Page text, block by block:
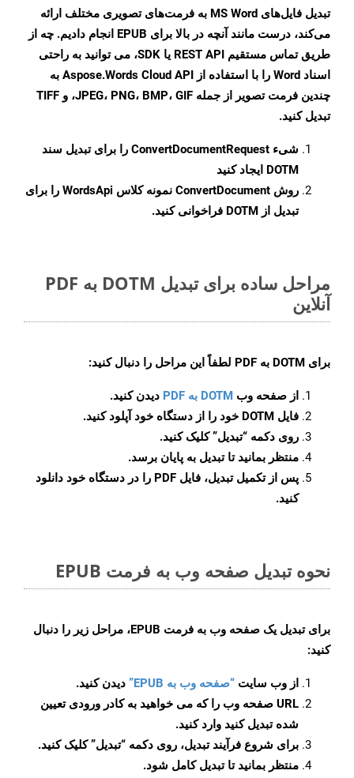
تبدیل فایل‌های MS Word به فرمت‌های تصویری مختلف ارائه
می‌کند، درست مانند آنچه در بالا برای EPUB انجام دادیم. چه از
طریق تماس مستقیم REST API یا SDK، می توانید به راحتی
اسناد Word را با استفاده از Aspose.Words Cloud API به
چندین فرمت تصویر از جمله JPEG، PNG، BMP، GIF، و TIFF
تبدیل کنید.
شیء ConvertDocumentRequest را برای تبدیل سند
DOTM ایجاد کنید
روش ConvertDocument
نمونه کلاس WordsApi را برای
تبدیل از DOTM فراخوانی کنید.
مراحل ساده برای تبدیل DOTM به PDF
آنلاین
برای DOTM به PDF لطفاً این مراحل را دنبال کنید:
از صفحه وب DOTM به PDF
دیدن کنید.
فایل DOTM خود را از دستگاه خود آپلود کنید.
روی دکمه “تبدیل”کلیک کنید.
منتظر بمانید تا تبدیل به پایان برسد.
پس از تکمیل تبدیل، فایل PDF را در دستگاه خود دانلود
کنید.
نحوه تبدیل صفحه وب به فرمت EPUB
برای تبدیل یک صفحه وب به فرمت EPUB، مراحل زیر را دنبال
کنید:
از وب سایت “صفحه وب به EPUB”
دیدن کنید.
URL صفحه وب را که می خواهید به کادر ورودی تعیین
شده تبدیل کنید وارد کنید.
برای شروع فرآیند تبدیل، روی دکمه “تبدیل” کلیک کنید.
منتظر بمانید تا تبدیل کامل شود.